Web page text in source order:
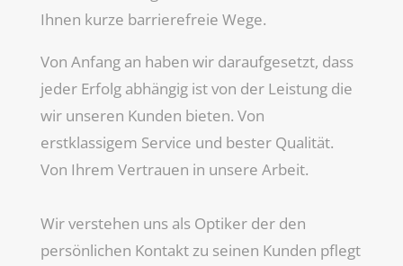
Ihnen kurze barrierefreie Wege.
Von Anfang an haben wir daraufgesetzt, dass
jeder Erfolg abhängig ist von der Leistung die
wir unseren Kunden bieten. Von
erstklassigem Service und bester Qualität.
Von Ihrem Vertrauen in unsere Arbeit.
Wir verstehen uns als Optiker der den
persönlichen Kontakt zu seinen Kunden pflegt